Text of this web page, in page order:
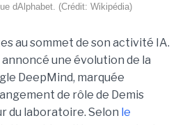
dAlphabet. (Crédit: Wikipédia)
au sommet de son activité IA.
une évolution de la
DeepMind, marquée
de rôle de Demis
du laboratoire. Selon le